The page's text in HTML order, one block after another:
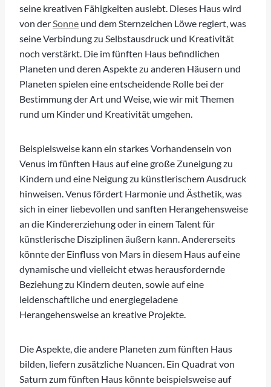
seine kreativen Fähigkeiten auslebt. Dieses Haus wird
von der Sonne und dem Sternzeichen Löwe regiert, was
seine Verbindung zu Selbstausdruck und Kreativität
noch verstärkt. Die im fünften Haus befindlichen
Planeten und deren Aspekte zu anderen Häusern und
Planeten spielen eine entscheidende Rolle bei der
Bestimmung der Art und Weise, wie wir mit Themen
rund um Kinder und Kreativität umgehen.
Beispielsweise kann ein starkes Vorhandensein von
Venus im fünften Haus auf eine große Zuneigung zu
Kindern und eine Neigung zu künstlerischem Ausdruck
hinweisen. Venus fördert Harmonie und Ästhetik, was
sich in einer liebevollen und sanften Herangehensweise
an die Kindererziehung oder in einem Talent für
künstlerische Disziplinen äußern kann. Andererseits
könnte der Einfluss von Mars in diesem Haus auf eine
dynamische und vielleicht etwas herausfordernde
Beziehung zu Kindern deuten, sowie auf eine
leidenschaftliche und energiegeladene
Herangehensweise an kreative Projekte.
Die Aspekte, die andere Planeten zum fünften Haus
bilden, liefern zusätzliche Nuancen. Ein Quadrat von
Saturn zum fünften Haus könnte beispielsweise auf